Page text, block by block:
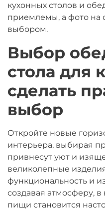
кухонных столов и
приемлемы, а фото на
выбором.
Выбор
стола для
сделать
выбор
Откройте новые
интерьера, выбирая
привнесут уют и
великолепные
функциональность и
создавая атмосферу,
пищи становится